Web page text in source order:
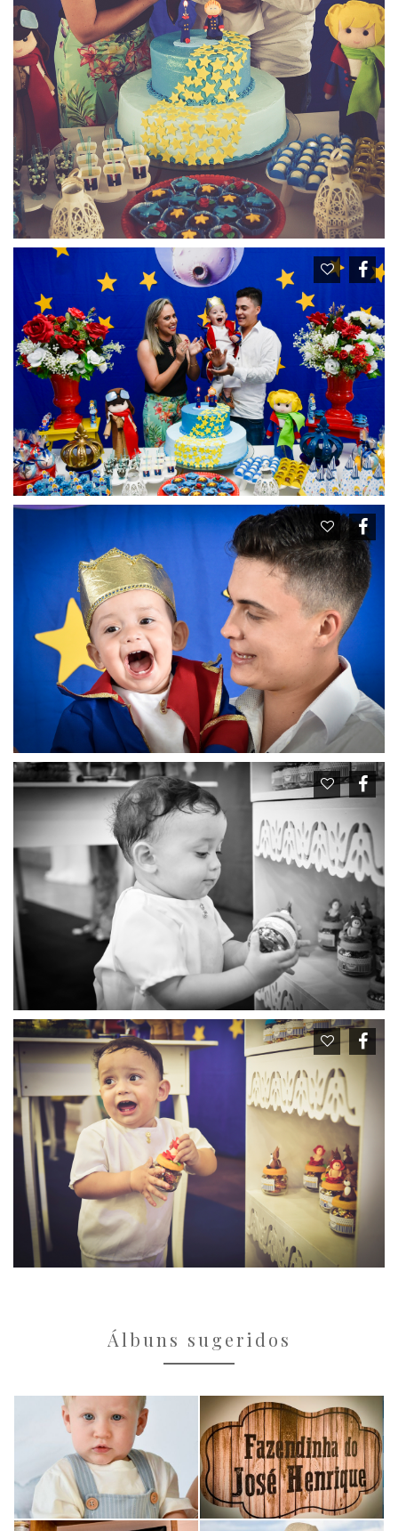
Álbuns sugeridos
ANIVERSÁRIOS
Benício - 1 ano
19
ANIVERSÁRIOS
José Henrique - 1
Aninho
503